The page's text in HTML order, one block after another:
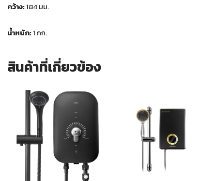
กว้าง:184 มม.
น้ำหนัก:1 กก.
สินค้าที่เกี่ยวข้อง